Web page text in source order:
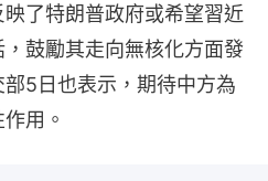
了特朗普政府或希望習近
鼓勵其走向無核化方面發
5日也表示，期待中方為
用。